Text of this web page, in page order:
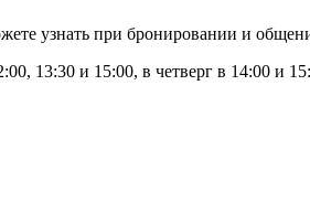
узнать при бронировании и
13:30 и 15:00, в четверг в 14:00 и